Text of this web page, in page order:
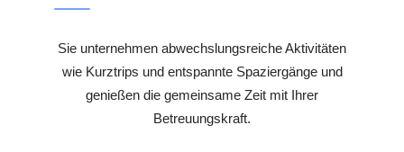
Sie unternehmen abwechslungsreiche Aktivitäten
wie Kurztrips und entspannte Spaziergänge und
genießen die gemeinsame Zeit mit Ihrer
Betreuungskraft.